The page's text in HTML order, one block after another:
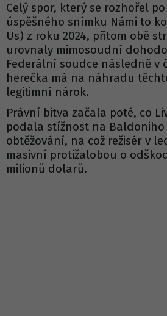
Celý spor, který se rozhořel
úspěšného snímku Námi to
Us) z roku 2024, přitom obě
urovnaly mimosoudní
Federální soudce následně v
herečka má na náhradu
legitimní nárok.
Právní bitva začala poté, co
podala stížnost na
obtěžování, na což režisér v
masivní protižalobou o
milionů dolarů.